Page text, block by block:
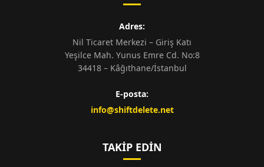
Adres:
Nil Ticaret Merkezi – Giriş Katı
Yeşilce Mah. Yunus Emre Cd. No:8
34418 – Kâğıthane/İstanbul
E-posta:
info@shiftdelete.net
TAKIP EDIN